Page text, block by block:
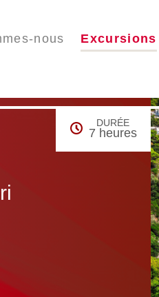
nous Excursions
DURÉE
7 heures